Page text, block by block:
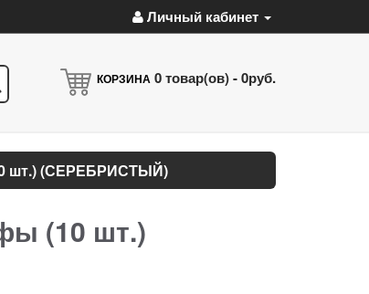
Личный кабинет
КОРЗИНА 0товар(ов) -0руб.
шт.) (СЕРЕБРИСТЫЙ)
(10 шт.)